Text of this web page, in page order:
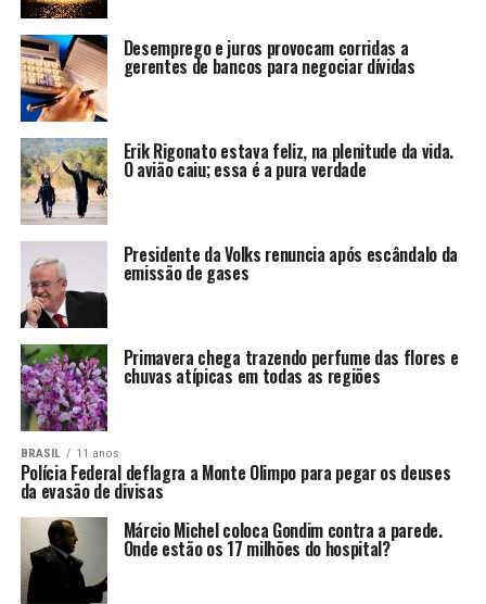
Desemprego e juros provocam corridas a
gerentes de bancos para negociar dívidas
Erik Rigonato estava feliz, na plenitude da vida.
O avião caiu; essa é a pura verdade
Presidente da Volks renuncia após escândalo da
emissão de gases
Primavera chega trazendo perfume das flores e
chuvas atípicas em todas as regiões
BRASIL 11 anos
Polícia Federal deflagra a Monte Olimpo para pegar os deuses
da evasão de divisas
Márcio Michel coloca Gondim contra a parede.
Onde estão os 17 milhões do hospital?